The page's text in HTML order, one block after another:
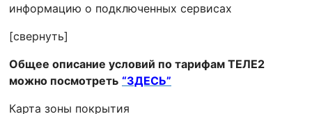
информацию о подключенных сервисах
[свернуть]
Общее описание условий по тарифам ТЕЛЕ2
можно посмотреть “ЗДЕСЬ”
Карта зоны покрытия